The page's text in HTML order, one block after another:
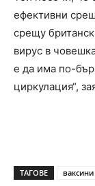
ефективни
срещу
вирус в
е да има по-
циркулация“,
ТАГОВЕ ваксини